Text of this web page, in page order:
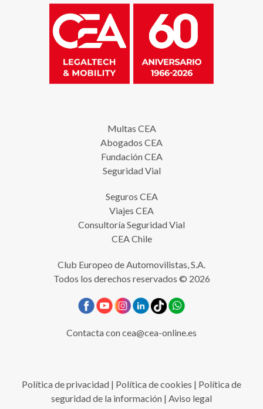
Multas CEA
Abogados CEA
Fundación CEA
Seguridad Vial
Seguros CEA
Viajes CEA
Consultoría Seguridad Vial
CEA Chile
Club Europeo de Automovilistas, S.A.
Todos los derechos reservados © 2026
Contacta concea@cea-online.es
Política de privacidad | Política de cookies | Política de
seguridad de la información | Aviso legal